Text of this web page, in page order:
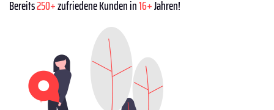
Bereits250+zufriedene Kunden in16+Jahren!